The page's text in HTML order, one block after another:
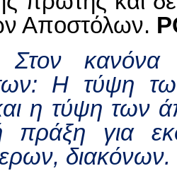
Αποστόλων.
Στον κανόνα
H τύψη
η τύψη των
πράξη για
διακόνων.